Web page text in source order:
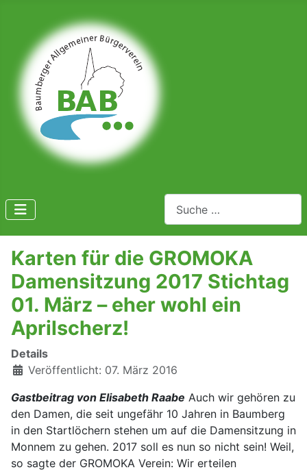
Karten für die GROMOKA
Damensitzung 2017 Stichtag
01. März – eher wohl ein
Aprilscherz!
Details
Veröffentlicht: 07. März 2016
Gastbeitrag von Elisabeth Raabe Auch wir gehören zu
den Damen, die seit ungefähr 10 Jahren in Baumberg
in den Startlöchern stehen um auf die Damensitzung in
Monnem zu gehen. 2017 soll es nun so nicht sein! Weil,
so sagte der GROMOKA Verein: Wir erteilen